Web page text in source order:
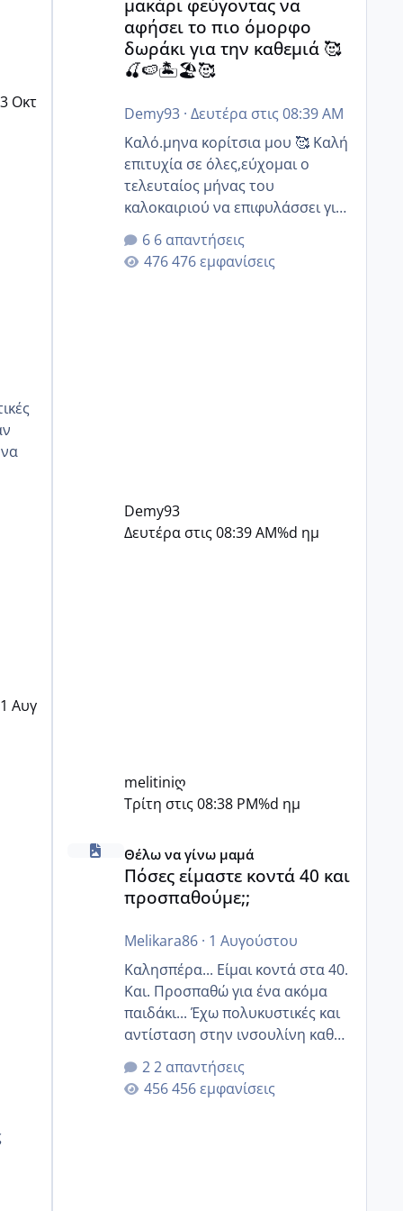
Οκτ
1 Αυγ
μακάρι φεύγοντας να
αφήσει το πιο όμορφο
δωράκι για την καθεμιά 🥰
🍒🍉🏝️🏖️🥰
Demy93· Δευτέρα στις 08:39 AM
Καλό.μηνα κορίτσια μου 🥰 Καλή
επιτυχία σε όλες,εύχομαι ο
τελευταίος μήνας του
καλοκαιριού να επιφυλάσσει για
όλες σας την πιο όμορφη
έκπληξη 🧿 @Elk @Melikara86
@Παρασκευαιδου @Zenia z
6 απαντήσεις
476 εμφανίσεις
Demy93
Δευτέρα στις 08:39 AM%d ημ
melitiniღ
Τρίτη στις 08:38 PM%d ημ
Πόσες είμαστε κοντά 40 και προσπαθούμε;;
Θέλω να γίνω μαμά
Πόσες είμαστε κοντά 40 και
προσπαθούμε;;
Melikara86· 1 Αυγούστου
Καλησπέρα... Είμαι κοντά στα 40.
Και. Προσπαθώ για ένα ακόμα
παιδάκι... Έχω πολυκυστικές και
αντίσταση στην ινσουλίνη καθώς
και χάσιμοτο! Έχω λίγα κιλά
παραπάνω και όσο κ αν
προσπαθώ δεν χάνω εύκολα!
2 απαντήσεις
456 εμφανίσεις